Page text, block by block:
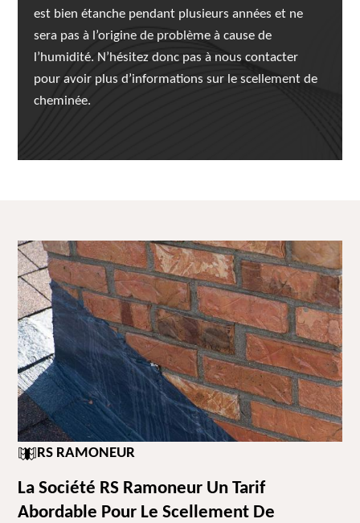
est bien étanche pendant plusieurs années et ne
sera pas à l’origine de problème à cause de
l’humidité. N’hésitez donc pas à nous contacter
pour avoir plus d’informations sur le scellement de
cheminée.
RS RAMONEUR
La Société RS Ramoneur Un Tarif
Abordable Pour Le Scellement De